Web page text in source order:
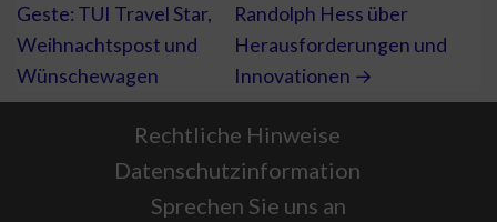
Geste: TUI Travel Star,
Weihnachtspost und
Wünschewagen
Randolph Hess über
Herausforderungen und
Innovationen →
Rechtliche Hinweise
Datenschutzinformation
Sprechen Sie uns an